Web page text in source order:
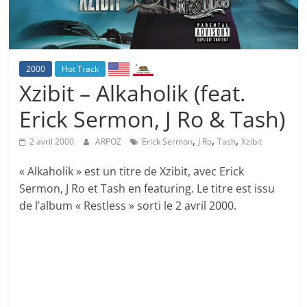
2000 Hot Track
Xzibit – Alkaholik (feat.
Erick Sermon, J Ro & Tash)
2 avril 2000 ARPOZ Erick Sermon, J Ro,Tash,Xzibit
« Alkaholik » est un titre de Xzibit, avec Erick
Sermon, J Ro et Tash en featuring. Le titre est issu
de l’album « Restless » sorti le 2 avril 2000.